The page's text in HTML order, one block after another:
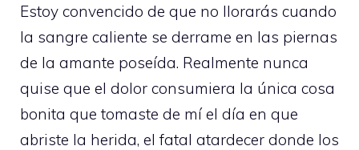
Estoy convencido de que no llorarás cuando
la sangre caliente se derrame en las piernas
de la amante poseída. Realmente nunca
quise que el dolor consumiera la única cosa
bonita que tomaste de mí el día en que
abriste la herida, el fatal atardecer donde los